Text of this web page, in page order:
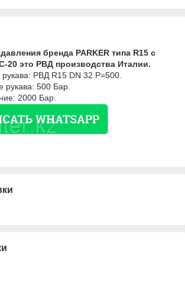
бренда PARKER типа R15 с
20 это РВД производства Италии.
РВД R15 DN 32 P=500.
рукава: 500 Бар.
2000 Бар.